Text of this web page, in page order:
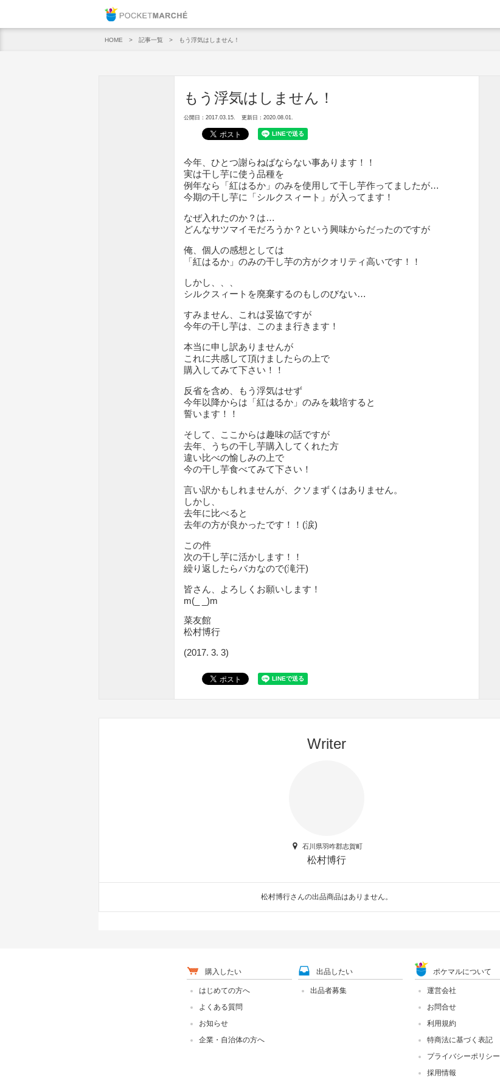
HOME 記事一覧 もう浮気はしません！
もう浮気はしません！
公開日：2017.03.15. 更新日：2020.08.01.
今年、ひとつ謝らねばならない事あります！！
実は干し芋に使う品種を
例年なら「紅はるか」のみを使用して干し芋作ってましたが…
今期の干し芋に「シルクスィート」が入ってます！
なぜ入れたのか？は…
どんなサツマイモだろうか？という興味からだったのですが
俺、個人の感想としては
「紅はるか」のみの干し芋の方がクオリティ高いです！！
しかし、、、
シルクスィートを廃棄するのもしのびない…
すみません、これは妥協ですが
今年の干し芋は、このまま行きます！
本当に申し訳ありませんが
これに共感して頂けましたらの上で
購入してみて下さい！！
反省を含め、もう浮気はせず
今年以降からは「紅はるか」のみを栽培すると
誓います！！
そして、ここからは趣味の話ですが
去年、うちの干し芋購入してくれた方
違い比べの愉しみの上で
今の干し芋食べてみて下さい！
言い訳かもしれませんが、クソまずくはありません。
しかし、
去年に比べると
去年の方が良かったです！！(涙)
この件
次の干し芋に活かします！！
繰り返したらバカなので(滝汗)
皆さん、よろしくお願いします！
m(_ _)m
菜友館
松村博行
(2017. 3. 3)
Writer
石川県羽咋郡志賀町
松村博行
松村博行さんの出品商品はありません。
購入したい
はじめての方へ
よくある質問
お知らせ
企業・自治体の方へ
出品したい
出品者募集
ポケマルについて
運営会社
お問合せ
利用規約
特商法に基づく表記
プライバシーポリシー
採用情報